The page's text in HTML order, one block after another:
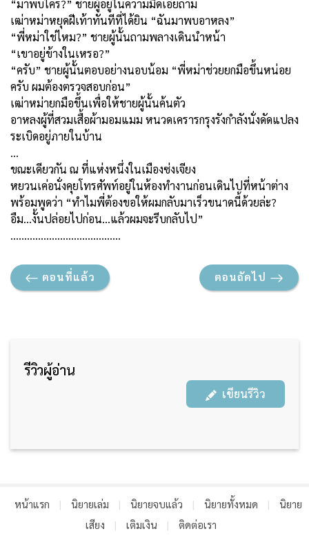
“มาพบใคร?” ชายผู้อยู่ในความมืดเอ่ยถาม
เฒ่าหม่าหยุดฝีเท้าทันทีที่ได้ยิน “ฉันมาพบอาหลง”
“พี่หม่าใช่ไหม?” ชายผู้นั้นถามพลางเดินนำหน้า
“เขาอยู่ข้างในเหรอ?”
“ครับ” ชายผู้นั้นตอบอย่างนอบน้อม “พี่หม่าช่วยยกมือขึ้นหน่อย
ครับ ผมต้องตรวจสอบก่อน”
เฒ่าหม่ายกมือขึ้นเพื่อให้ชายผู้นั้นค้นตัว
อาหลงผู้ที่สวมเสื้อผ้ามอมแมม หนวดเครารกรุงรังกำลังนั่งดัดแปลง
ระเบิดอยู่ภายในบ้าน
…
ขณะเดียวกัน ณ ที่แห่งหนึ่งในเมืองซ่งเจียง
หยวนเค่อนั่งคุยโทรศัพท์อยู่ในห้องทำงานก่อนเดินไปที่หน้าต่าง
พร้อมพูดว่า “ทำไมพี่ต้องขอให้ผมกลับมาเร็วขนาดนี้ด้วยล่ะ?
อืม...งั้นปล่อยไปก่อน...แล้วผมจะรีบกลับไป”
………………………………….
ตอนที่แล้ว ตอนถัดไป
รีวิวผู้อ่าน
เขียนรีวิว
หน้าแรก | นิยายเล่ม | นิยายจบแล้ว | นิยายทั้งหมด |
นิยาย
เสียง
| เติมเงิน | ติดต่อเรา